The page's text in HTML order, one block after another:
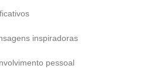
inspiradoras
pessoal